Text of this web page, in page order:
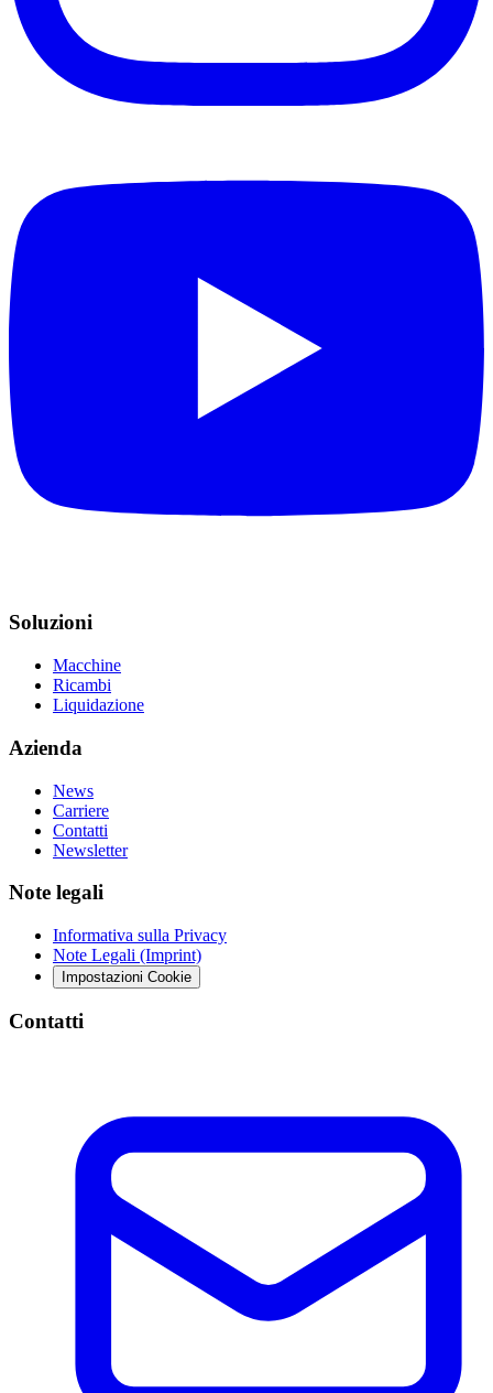
Soluzioni
Macchine
Ricambi
Liquidazione
Azienda
News
Carriere
Contatti
Newsletter
Note legali
Informativa sulla Privacy
Note Legali (Imprint)
Impostazioni Cookie
Contatti